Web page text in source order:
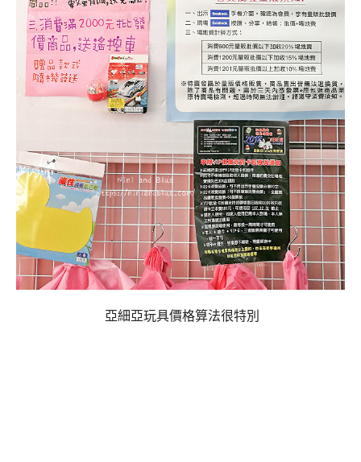
亞細亞玩具價格算法很特別